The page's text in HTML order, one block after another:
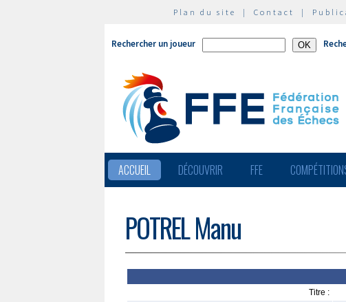
Plan du site | Contact |
Rechercher un joueur
ACCUEIL DÉCOUVRIR FFE
POTREL Manu
Titre :